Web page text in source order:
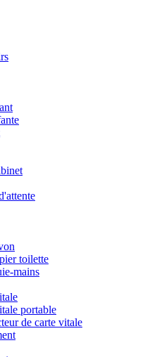
toilette
mains
portable
de carte vitale